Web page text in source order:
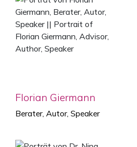
Florian Giermann
Berater, Autor, Speaker